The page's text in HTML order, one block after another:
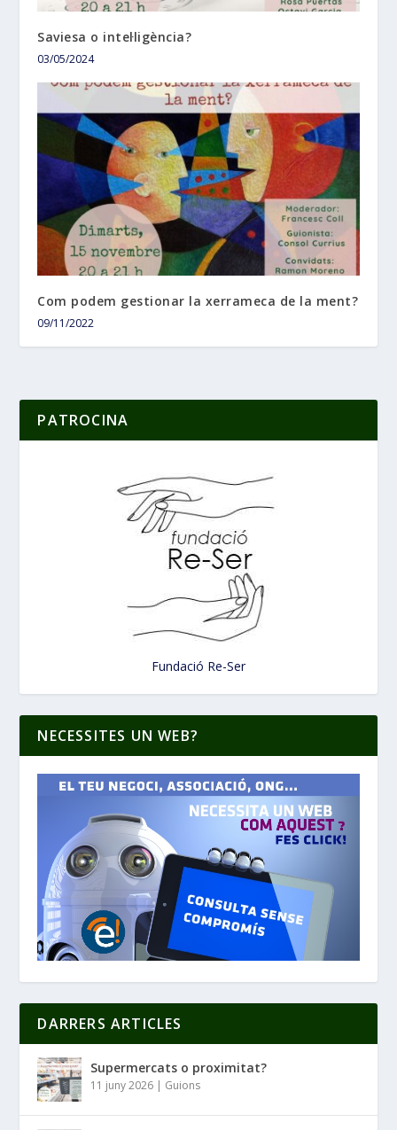
Saviesa o intel·ligència?
03/05/2024
Com podem gestionar la xerrameca de la ment?
09/11/2022
PATROCINA
Fundació Re-Ser
NECESSITES UN WEB?
DARRERS ARTICLES
Supermercats o proximitat?
11 juny 2026 | Guions